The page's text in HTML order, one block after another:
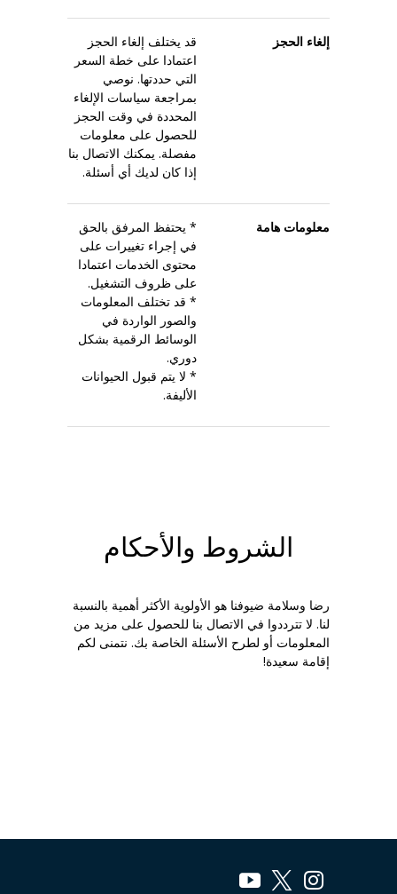
إلغاء الحجز
قد يختلف إلغاء الحجز
اعتمادا على خطة السعر
التي حددتها. نوصي
بمراجعة سياسات الإلغاء
المحددة في وقت الحجز
للحصول على معلومات
مفصلة. يمكنك الاتصال بنا
إذا كان لديك أي أسئلة.
معلومات هامة
* يحتفظ المرفق بالحق
في إجراء تغييرات على
محتوى الخدمات اعتمادا
على ظروف التشغيل.
* قد تختلف المعلومات
والصور الواردة في
الوسائط الرقمية بشكل
دوري.
* لا يتم قبول الحيوانات
الأليفة.
الشروط والأحكام
رضا وسلامة ضيوفنا هو الأولوية الأكثر أهمية بالنسبة
لنا. لا تترددوا في الاتصال بنا للحصول على مزيد من
المعلومات أو لطرح الأسئلة الخاصة بك. نتمنى لكم
إقامة سعيدة!